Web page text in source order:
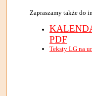
Zapraszamy także do
PDF
Teksty LG na